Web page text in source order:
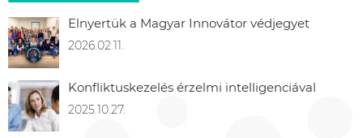
Elnyertük a Magyar Innovátor védjegyet
2026.02.11.
Konfliktuskezelés érzelmi intelligenciával
2025.10.27.